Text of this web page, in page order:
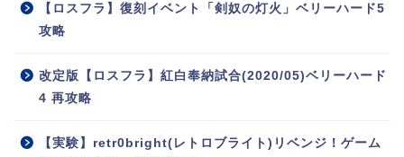
【ロスフラ】復刻イベント「剣奴の灯火」ベリーハード5
攻略
改定版【ロスフラ】紅白奉納試合(2020/05)ベリーハード
4 再攻略
【実験】retr0bright(レトロブライト)リベンジ！ゲーム